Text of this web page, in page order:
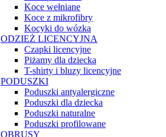
Koce wełniane
Koce z mikrofibry
Kocyki do wózka
ODZIEŻ LICENCYJNA
Czapki licencyjne
Piżamy dla dziecka
T-shirty i bluzy licencyjne
PODUSZKI
Poduszki antyalergiczne
Poduszki dla dziecka
Poduszki naturalne
Poduszki profilowane
OBRUSY